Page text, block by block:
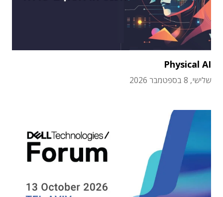
Physical AI
שלישי, 8 בספטמבר 2026